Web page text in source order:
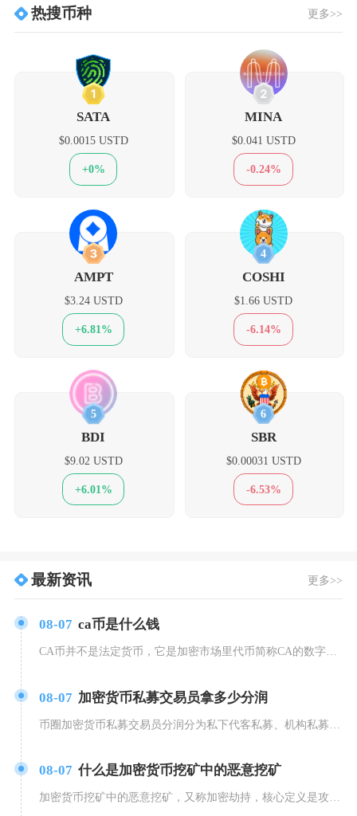
热搜币种 更多>>
1
SATA
$0.0015 USTD
+0%
2
MINA
$0.041 USTD
-0.24%
3
AMPT
$3.24 USTD
+6.81%
4
COSHI
$1.66 USTD
-6.14%
5
BDI
$9.02 USTD
+6.01%
6
SBR
$0.00031 USTD
-6.53%
最新资讯 更多>>
08-07 ca币是什么钱
CA币并不是法定货币，它是加密市场里代币简称CA的数字通证，当前市场存在多个同名CA代币，
08-07 加密货币私募交易员拿多少分润
08-07 什么是加密货币挖矿中的恶意挖矿
加密货币挖矿中的恶意挖矿，又称加密劫持，核心定义是攻击者在未获得设备所有者明确授权的前提下